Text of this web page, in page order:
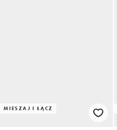
MIESZAJ I ŁĄCZ